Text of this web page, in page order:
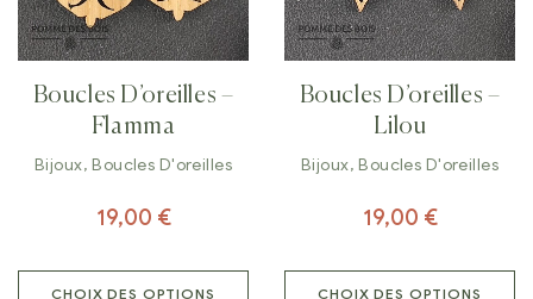
Boucles D’oreilles –
Flamma
Bijoux,Boucles D'oreilles
19,00 €
CHOIX DES OPTIONS
Boucles D’oreilles –
Lilou
Bijoux,Boucles D'oreilles
19,00 €
CHOIX DES OPTIONS